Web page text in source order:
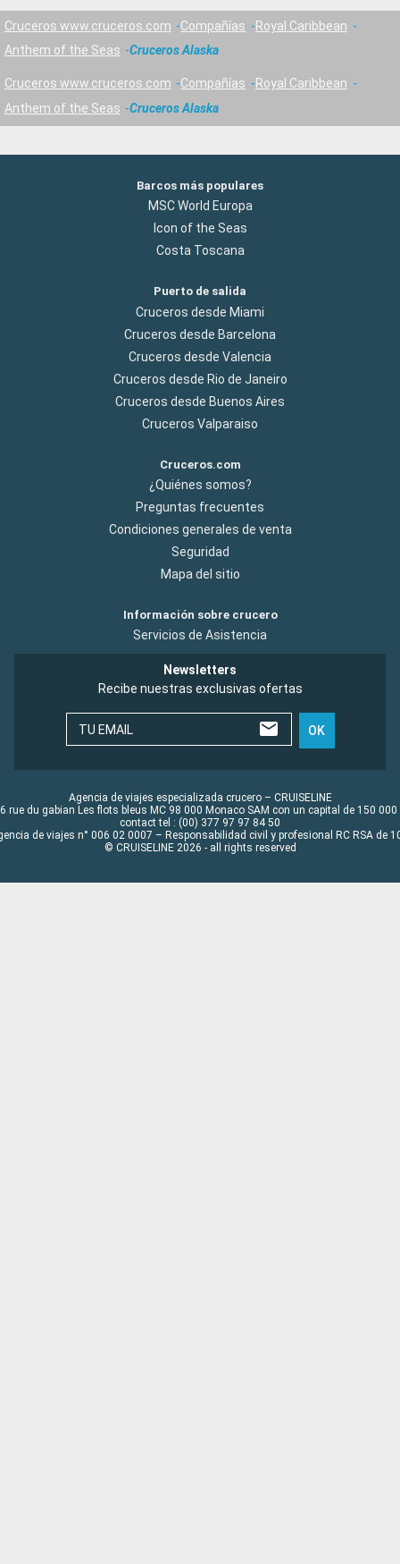
Cruceros www.cruceros.com Compañías
Royal Caribbean
Anthem of the Seas
Cruceros Alaska
Cruceros www.cruceros.com Compañías
Royal Caribbean
Anthem of the Seas
Cruceros Alaska
Barcos más populares
MSC World Europa
Icon of the Seas
Costa Toscana
Puerto de salida
Cruceros desde Miami
Cruceros desde Barcelona
Cruceros desde Valencia
Cruceros desde Rio de Janeiro
Cruceros desde Buenos Aires
Cruceros Valparaiso
Cruceros.com
¿Quiénes somos?
Preguntas frecuentes
Condiciones generales de venta
Seguridad
Mapa del sitio
Información sobre crucero
Servicios de Asistencia
Newsletters
Recibe nuestras exclusivas ofertas
TU EMAIL OK
Agencia de viajes especializada crucero – CRUISELINE
rue du gabian Les flots bleus MC 98 000 Monaco SAM con un capital de 150 000
contact tel : (00) 377 97 97 84 50
de viajes n° 006 02 0007 – Responsabilidad civil y profesional RC RSA de
© CRUISELINE 2026 - all rights reserved